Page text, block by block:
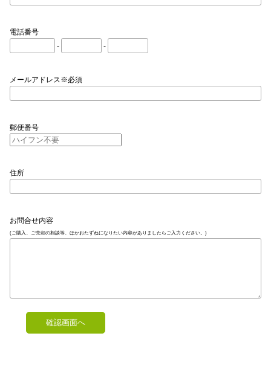
電話番号
-
-
メールアドレス※必須
郵便番号
住所
お問合せ内容
(ご購入、ご売却の相談等、ほかおたずねになりたい内容がありましたらご入力ください。)